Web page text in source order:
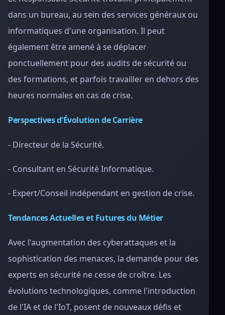
dans un bureau, au sein des services généraux ou
informatiques d'une organisation. Il peut
également être amené à se déplacer
ponctuellement pour des audits de sécurité ou
des formations, et parfois travailler en dehors des
heures normales en cas de crise.
Perspectives d'Évolution de Carrière
- Directeur de la Sécurité.
- Consultant en Sécurité Informatique.
- Expert/Conseil indépendant en gestion de crise.
Tendances Actuelles et Futures du Métier
Avec l'augmentation des cyberattaques et la
sophistication des menaces, la demande pour des
experts en sécurité ne cesse de croître. Les
évolutions technologiques, comme l'introduction
de l'IA et de l'IoT, posent de nouveaux défis et